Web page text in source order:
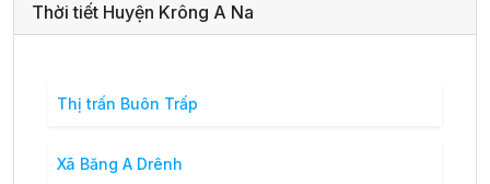
Thời tiết Huyện Krông A Na
Thị trấn Buôn Trấp
Xã Băng A Drênh